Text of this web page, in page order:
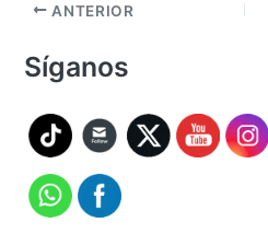
ANTERIOR
Síganos